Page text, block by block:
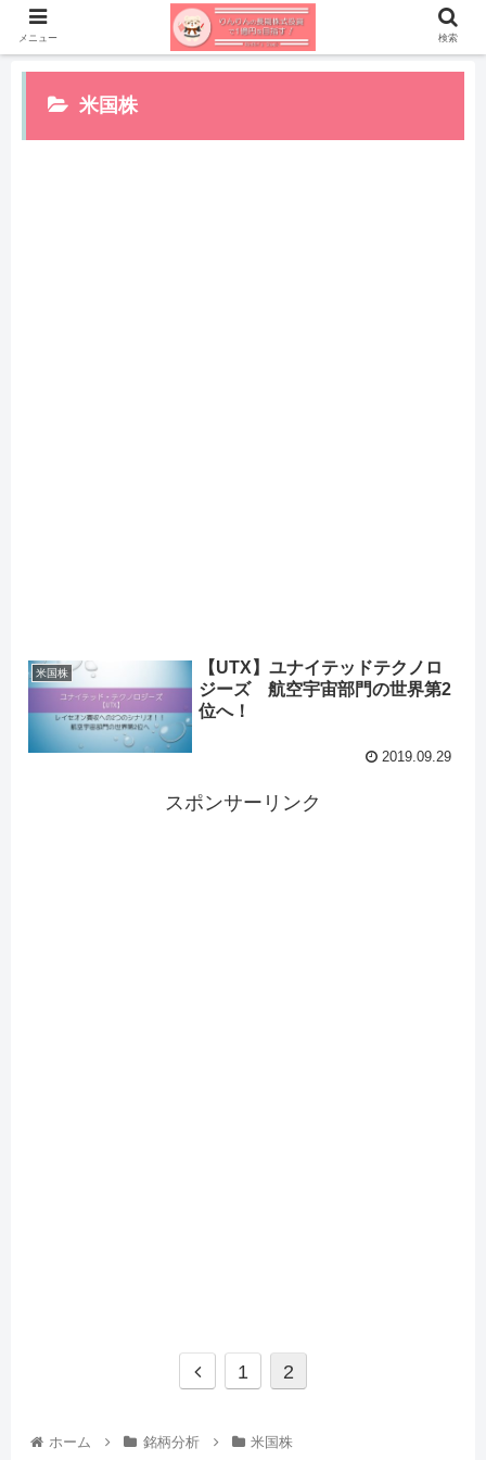
米国株
米国株
【UTX】ユナイテッドテクノロ
ジーズ 航空宇宙部門の世界第2
位へ！
2019.09.29
スポンサーリンク
1 2
ホーム 銘柄分析 米国株
メニュー 検索